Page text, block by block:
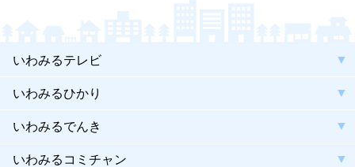
いわみるテレビ
いわみるひかり
いわみるでんき
いわみるコミチャン